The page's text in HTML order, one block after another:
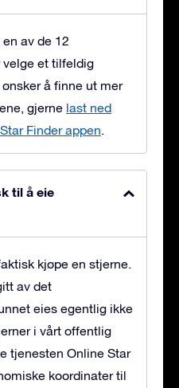
av de 12
velge et tilfeldig
å finne ut mer
gjerne last ned
Finder appen.
til å eie
kjøpe en stjerne.
av det
eies egentlig ikke
i vårt offentlig
tjenesten Online Star
koordinater til